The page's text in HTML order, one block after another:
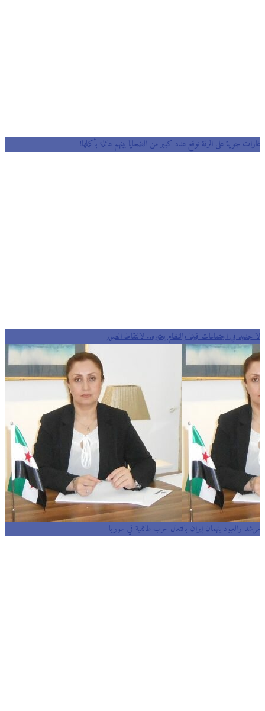
جوية على الرقة توقع عدد كبير من الضحايا بينهم عائلة بأكملها!
في اجتماعات فيينا والنظام يعتبره.. لالتقاط الصور
والعبود يتهمان إيران بافتعال حرب طائفية في سوريا